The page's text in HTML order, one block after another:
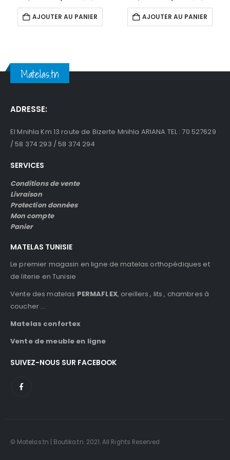
prix
initial
était :
د.ت1,740.
prix
actuel
est :
د.ت1,450.
AJOUTER AU PANIER
prix
initial
était :
د.ت1,949.
prix
est :
AJOUTER AU PANIER
Matelas.tn
ADRESSE:
El Mnihla Km 13 route de Bizerte Mnihla ARIANA TEL : 70 527629
/ 58 374 293 / 58 374 294
SERVICES
Conditions de vente
Livraison
Protection données
Mon compte
Panier
MATELAS TUNISIE
Le premier magasin en ligne de matelas orthopédiques et
de literie en Tunisie
Vente des matelas PERMAFLEX, oreillers , lits , chambres à
coucher …
Matelas confortex
Vente de meuble en ligne
SUIVEZ-NOUS SUR FACEBOOK
© Matelas.tn | Boutika.tn. 2021. All Rights Reserved